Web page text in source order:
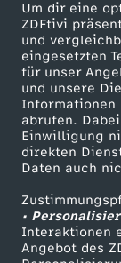
Um dir eine
ZDFtivi
und
eingesetzten
für unser
und unsere
Informationen
abrufen.
Einwilligung
direkten
Daten auch
•
Interaktionen
Angebot des
i
t
d
e
m
F
Mehr ZDF
ZDF-Apps
Smart TV
ZDFtext
Livestreams
Sendungen A-Z
TV-Programm